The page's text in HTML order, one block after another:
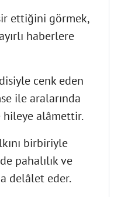
ettiğini görmek,
haberlere
cenk eden
ile aralarında
hileye alâmettir.
birbiriyle
pahalılık ve
delâlet eder.